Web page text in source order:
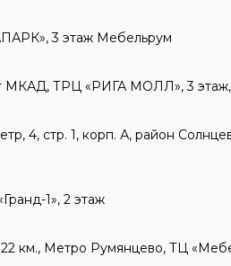
3 этаж Мебельрум
МКАД, ТРЦ «РИГА МОЛЛ», 3 этаж,
4, стр. 1, корп. А, район
1», 2 этаж
км., Метро Румянцево, ТЦ